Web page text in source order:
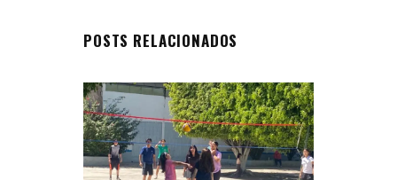
POSTS RELACIONADOS